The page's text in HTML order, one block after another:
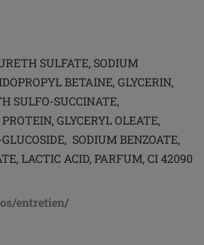
SULFATE, SODIUM
BETAINE, GLYCERIN,
SULFO-SUCCINATE,
GLYCERYL OLEATE,
SODIUM BENZOATE,
LACTIC ACID, PARFUM, CI 42090
entretien/